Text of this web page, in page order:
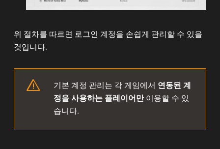
위 절차를 따르면 로그인 계정을 손쉽게 관리할 수 있을
것입니다.
기본 계정 관리는 각 게임에서 연동된 계
정을 사용하는 플레이어만이용할 수 있
습니다.